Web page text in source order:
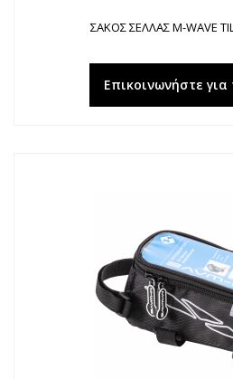
ΣΑΚΟΣ ΣΕΛΛΑΣ M-WAVE
Επικοινωνήστε